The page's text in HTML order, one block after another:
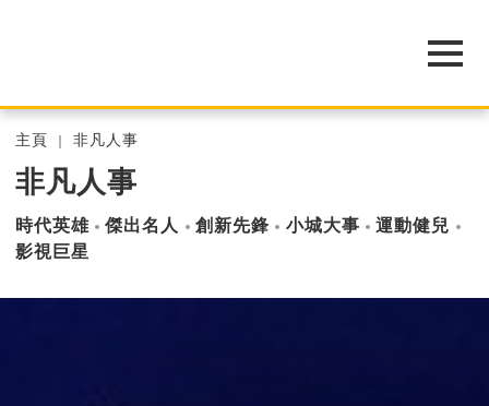
主頁 非凡人事
非凡人事
時代英雄 傑出名人 創新先鋒 小城大事
運動健兒
影視巨星